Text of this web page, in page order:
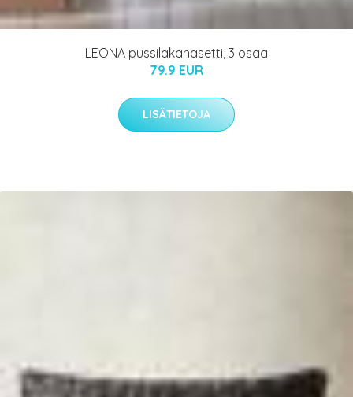
LEONA pussilakanasetti, 3 osaa
79.9 EUR
LISÄTIETOJA